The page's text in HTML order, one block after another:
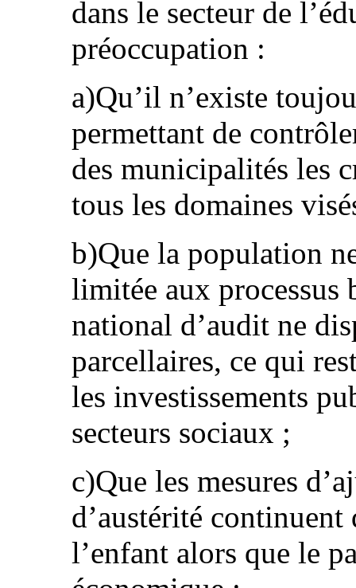
dans le secteur de
préoccupation :
a)Qu’il n’existe
permettant de
des municipalités les
tous les domaines
b)Que la population
limitée aux processus
national d’audit ne
parcellaires, ce qui
les investissements
secteurs sociaux ;
c)Que les mesures
d’austérité continuent
l’enfant alors que le